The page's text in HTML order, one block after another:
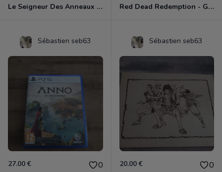
Le Seigneur Des Anneaux - La Guerre Du Nord Xbox 360 Red Dead Redemption - Game Of The Year Xbox 360
Sébastien seb63
27.00 € 0
Sébastien seb63
20.00 € 0